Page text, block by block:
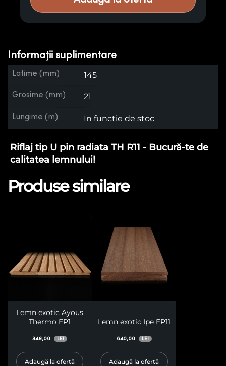
Informații suplimentare
Latime (mm) 145
Grosime (mm) 21
Lungime (m) In functie de stoc
Riflaj tip U pin radiata TH R11 - Bucură-te de
calitatea lemnului!
Produse similare
Lemn exotic Ayous
Thermo EP1
348,00 LEI
Adaugă la ofertă
Lemn exotic Ipe EP11
640,00 LEI
Adaugă la ofertă